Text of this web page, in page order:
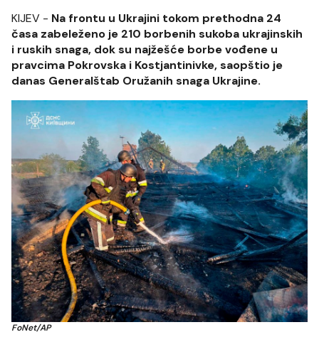
KIJEV - Na frontu u Ukrajini tokom prethodna 24
časa zabeleženo je 210 borbenih sukoba ukrajinskih
i ruskih snaga, dok su najžešće borbe vođene u
pravcima Pokrovska i Kostjantinivke, saopštio je
danas Generalštab Oružanih snaga Ukrajine.
FoNet/AP